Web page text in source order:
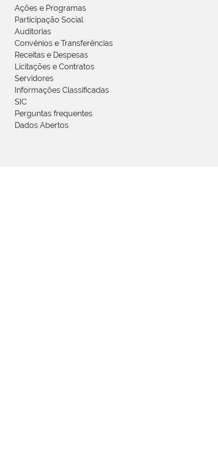
Ações e Programas
Participação Social
Auditorias
Convênios e Transferências
Receitas e Despesas
Licitações e Contratos
Servidores
Informações Classificadas
SIC
Perguntas frequentes
Dados Abertos